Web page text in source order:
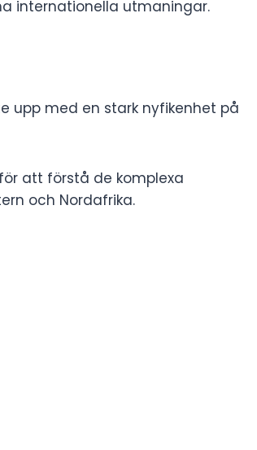
internationella utmaningar.
upp med en stark nyfikenhet på
att förstå de komplexa
och Nordafrika.